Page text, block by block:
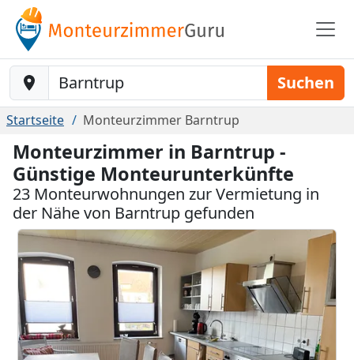
Baustelle-Location Suchen
Startseite Monteurzimmer Barntrup
Monteurzimmer in Barntrup -
Günstige Monteurunterkünfte
23 Monteurwohnungen zur Vermietung in
der Nähe von Barntrup gefunden